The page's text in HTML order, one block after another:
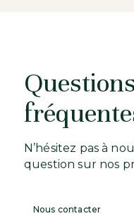
N’hésitez pas à
question sur nos
Nous contacter